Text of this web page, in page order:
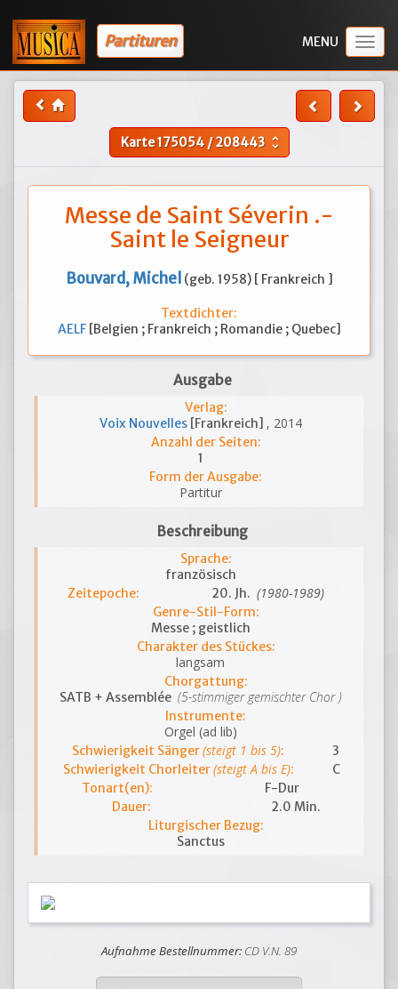
Partituren
Karte175054/208443 unfold_more
Messe de Saint Séverin .-
Saint le Seigneur
Bouvard, Michel (geb. 1958) [ Frankreich ]
Textdichter:
AELF [Belgien ; Frankreich ; Romandie ; Quebec]
Ausgabe
Verlag:
Voix Nouvelles [Frankreich] , 2014
Anzahl der Seiten:
1
Form der Ausgabe:
Partitur
Beschreibung
Sprache:
französisch
Zeitepoche:
20. Jh. (1980-1989)
Genre-Stil-Form:
Messe ; geistlich
Charakter des Stückes:
langsam
Chorgattung:
SATB + Assemblée (5-stimmiger gemischter Chor )
Instrumente:
Orgel (ad lib)
Schwierigkeit Sänger(steigt 1 bis 5):
3
Schwierigkeit Chorleiter(steigt A bis E):
C
Tonart(en):
F-Dur
Dauer:
2.0 Min.
Liturgischer Bezug:
Sanctus
Aufnahme Bestellnummer: CD V.N. 89